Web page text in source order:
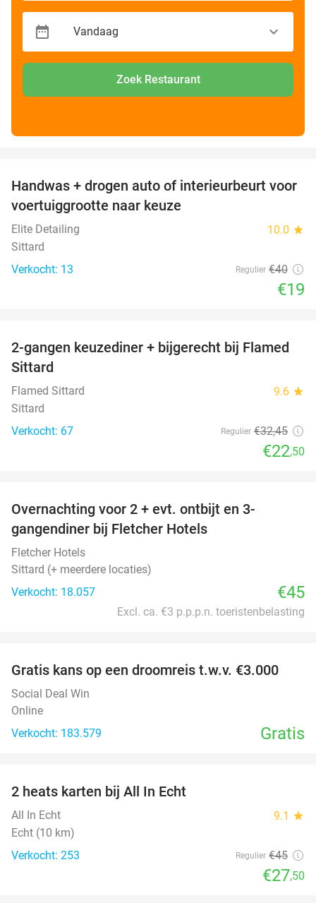
Zoek Restaurant
53%
Handwas + drogen auto of interieurbeurt voor
voertuiggrootte naar keuze
Elite Detailing 10.0 star
Sittard
Verkocht: 13
Regulier €40
€19
31%
2-gangen keuzediner + bijgerecht bij Flamed
Sittard
Flamed Sittard 9.6 star
Sittard
Verkocht: 67
Regulier €32,45
€22,50
Overnachting voor 2 + evt. ontbijt en 3-
gangendiner bij Fletcher Hotels
Fletcher Hotels
Sittard (+ meerdere locaties)
Verkocht: 18.057
€45
Excl. ca. €3 p.p.p.n. toeristenbelasting
Gratis kans op een droomreis t.w.v. €3.000
Social Deal Win
Online
Verkocht: 183.579
Gratis
2 heats karten bij All In Echt
All In Echt 9.1 star
Echt (10 km)
Verkocht: 253
Regulier €45
€27,50